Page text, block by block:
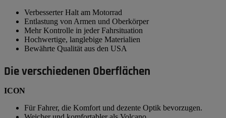
Verbesserter Halt am Motorrad
Entlastung von Armen und Oberkörper
Mehr Kontrolle in jeder Fahrsituation
Hochwertige, langlebige Materialien
Bewährte Qualität aus den USA
Die verschiedenen Oberflächen
ICON
Für Fahrer, die Komfort und dezente Optik bevorzugen.